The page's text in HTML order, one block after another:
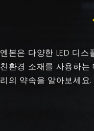
엔본은 다양한 LED 디
친환경 소재를 사용하는
리의 약속을 알아보세요.